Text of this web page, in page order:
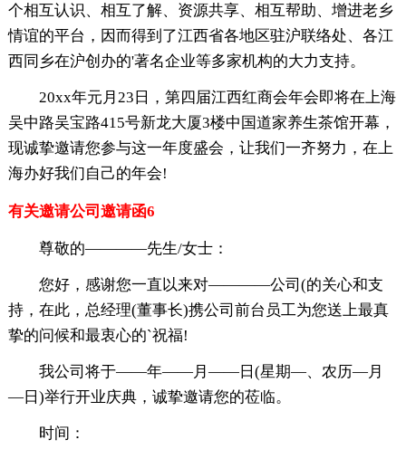
个相互认识、相互了解、资源共享、相互帮助、增进老乡
情谊的平台，因而得到了江西省各地区驻沪联络处、各江
西同乡在沪创办的'著名企业等多家机构的大力支持。
20xx年元月23日，第四届江西红商会年会即将在上海
吴中路吴宝路415号新龙大厦3楼中国道家养生茶馆开幕，
现诚挚邀请您参与这一年度盛会，让我们一齐努力，在上
海办好我们自己的年会!
有关邀请公司邀请函6
尊敬的————先生/女士：
您好，感谢您一直以来对————公司(的关心和支
持，在此，总经理(董事长)携公司前台员工为您送上最真
挚的问候和最衷心的`祝福!
我公司将于——年——月——日(星期—、农历—月
—日)举行开业庆典，诚挚邀请您的莅临。
时间：